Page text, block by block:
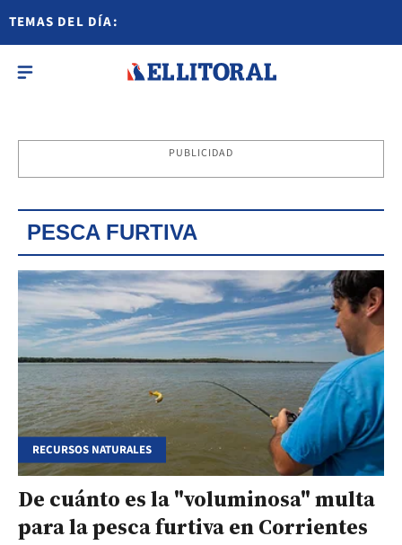
TEMAS DEL DÍA:
PUBLICIDAD
PESCA FURTIVA
RECURSOS NATURALES
De cuánto es la "voluminosa" multa
para la pesca furtiva en Corrientes